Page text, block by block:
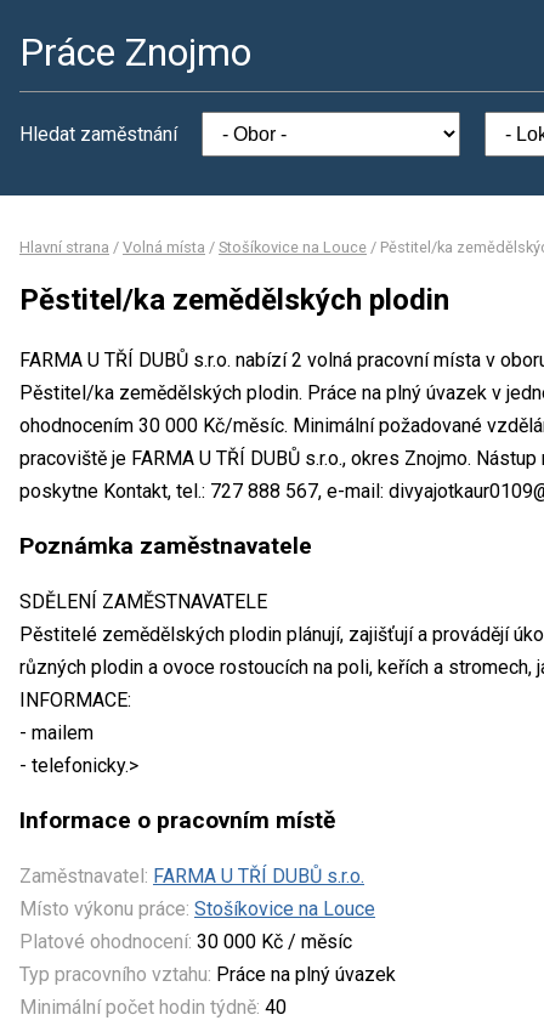
Práce Znojmo
Hledat zaměstnání
Hlavní strana / Volná místa / Stošíkovice na Louce / Pěstitel/ka
Pěstitel/ka zemědělských plodin
FARMA U TŘÍ DUBŮ s.r.o. nabízí 2 volná pracovní místa v
Pěstitel/ka zemědělských plodin. Práce na plný úvazek v
ohodnocením 30 000 Kč/měsíc. Minimální požadované
pracoviště je FARMA U TŘÍ DUBŮ s.r.o., okres Znojmo.
poskytne Kontakt, tel.: 727 888 567, e-mail:
Poznámka zaměstnavatele
SDĚLENÍ ZAMĚSTNAVATELE
Pěstitelé zemědělských plodin plánují, zajišťují a provádějí
různých plodin a ovoce rostoucích na poli, keřích a stromech,
INFORMACE:
- mailem
- telefonicky.>
Informace o pracovním místě
Zaměstnavatel: FARMA U TŘÍ DUBŮ s.r.o.
Místo výkonu práce: Stošíkovice na Louce
Platové ohodnocení: 30 000 Kč / měsíc
Typ pracovního vztahu: Práce na plný úvazek
Minimální počet hodin týdně: 40